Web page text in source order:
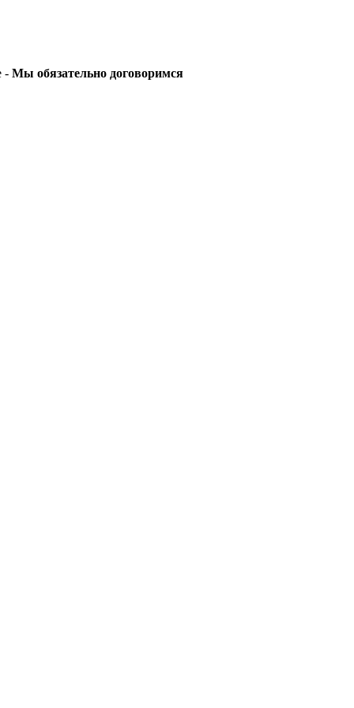
- Мы обязательно договоримся